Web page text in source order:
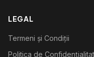
LEGAL
Termeni și Condiții
Politica de